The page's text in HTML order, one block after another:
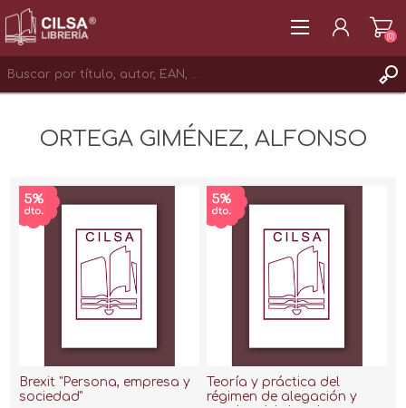
INICIAR SESIÓN
(0)
ORTEGA GIMÉNEZ, ALFONSO
Brexit "Persona, empresa y
sociedad"
Teoría y práctica del
régimen de alegación y